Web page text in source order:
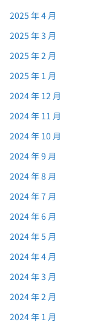
2025 年 4 月
2025 年 3 月
2025 年 2 月
2025 年 1 月
2024 年 12 月
2024 年 11 月
2024 年 10 月
2024 年 9 月
2024 年 8 月
2024 年 7 月
2024 年 6 月
2024 年 5 月
2024 年 4 月
2024 年 3 月
2024 年 2 月
2024 年 1 月